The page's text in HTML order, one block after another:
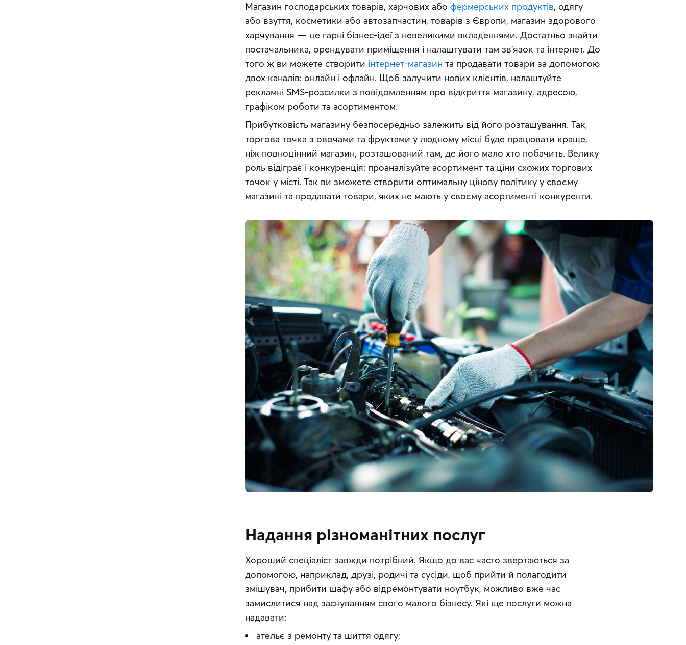
Магазин господарських товарів, харчових або фермерських продуктів, одягу
або взуття, косметики або автозапчастин, товарів з Європи, магазин здорового
харчування — це гарні бізнес-ідеї з невеликими вкладеннями. Достатньо знайти
постачальника, орендувати приміщення і налаштувати там зв’язок та інтернет. До
того ж ви можете створити інтернет-магазин та продавати товари за допомогою
двох каналів: онлайн і офлайн. Щоб залучити нових клієнтів, налаштуйте
рекламні SMS-розсилки з повідомленням про відкриття магазину, адресою,
графіком роботи та асортиментом.
Прибутковість магазину безпосередньо залежить від його розташування. Так,
торгова точка з овочами та фруктами у людному місці буде працювати краще,
ніж повноцінний магазин, розташований там, де його мало хто побачить. Велику
роль відіграє і конкуренція: проаналізуйте асортимент та ціни схожих торгових
точок у місті. Так ви зможете створити оптимальну цінову політику у своєму
магазині та продавати товари, яких не мають у своєму асортименті конкуренти.
Надання різноманітних послуг
Хороший спеціаліст завжди потрібний. Якщо до вас часто звертаються за
допомогою, наприклад, друзі, родичі та сусіди, щоб прийти й полагодити
змішувач, прибити шафу або відремонтувати ноутбук, можливо вже час
замислитися над заснуванням свого малого бізнесу. Які ще послуги можна
надавати:
ательє з ремонту та шиття одягу;